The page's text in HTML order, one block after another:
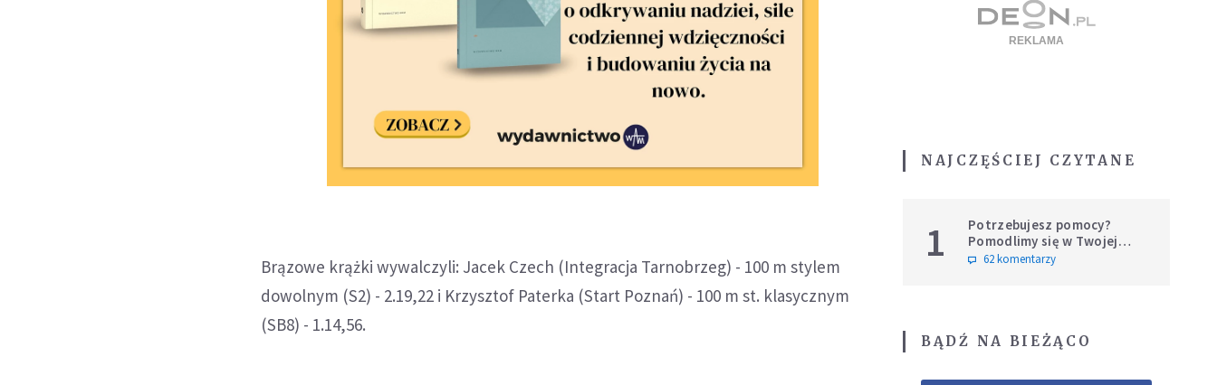
Brązowe krążki wywalczyli: Jacek Czech (Integracja Tarnobrzeg) - 100 m stylem
dowolnym (S2) - 2.19,22 i Krzysztof Paterka (Start Poznań) - 100 m st. klasycznym
(SB8) - 1.14,56.
NAJCZĘŚCIEJ CZYTANE
1
Potrzebujesz pomocy?
Pomodlimy się w Twojej
intencji
62 komentarzy
BĄDŹ NA BIEŻĄCO